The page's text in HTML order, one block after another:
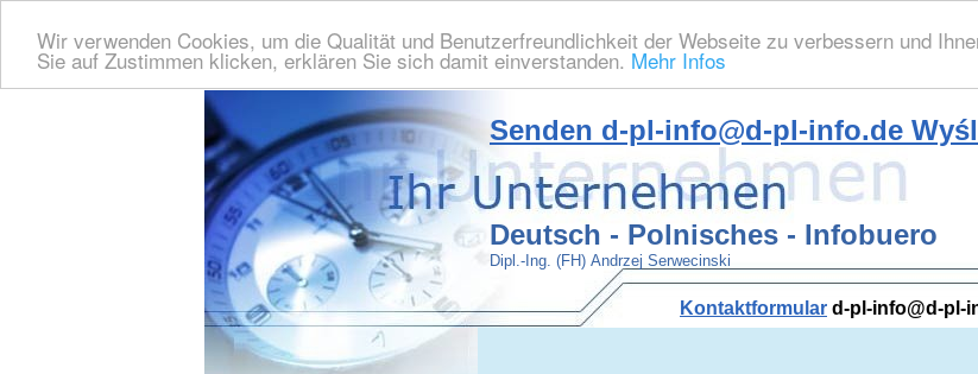
Wir verwenden Cookies, um die Qualität und Benutzerfreundlichkeit der Webseite zu verbessern und
Sie auf Zustimmen klicken, erklären Sie sich damit einverstanden. Mehr Infos
Senden d-pl-info@d-pl-info.de
Deutsch - Polnisches - Infobuero
Dipl.-Ing. (FH) Andrzej Serwecinski
Kontaktformular d-pl-info@d-pl-